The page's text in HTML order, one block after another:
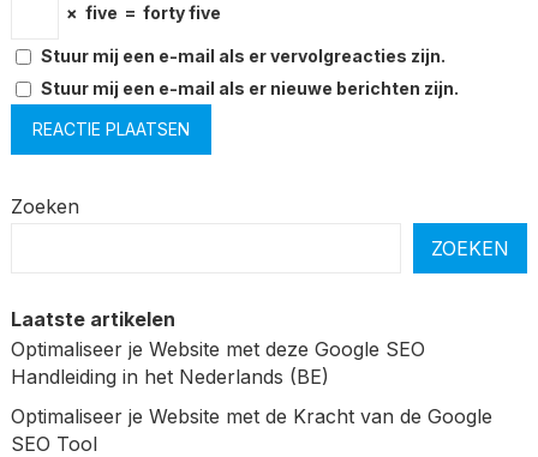
× five = forty five
Stuur mij een e-mail als er vervolgreacties zijn.
Stuur mij een e-mail als er nieuwe berichten zijn.
Zoeken
ZOEKEN
Laatste artikelen
Optimaliseer je Website met deze Google SEO
Handleiding in het Nederlands (BE)
Optimaliseer je Website met de Kracht van de Google
SEO Tool